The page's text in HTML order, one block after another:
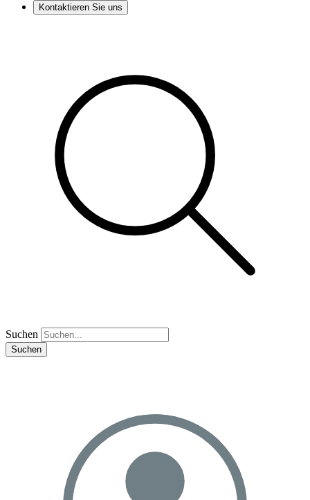
Kontaktieren Sie uns
Suchen
Suchen